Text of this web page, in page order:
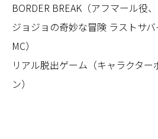
BORDER BREAK（アフマール役
ジョジョの奇妙な冒険 ラストサ
MC）
リアル脱出ゲーム（キャラクター
ン）